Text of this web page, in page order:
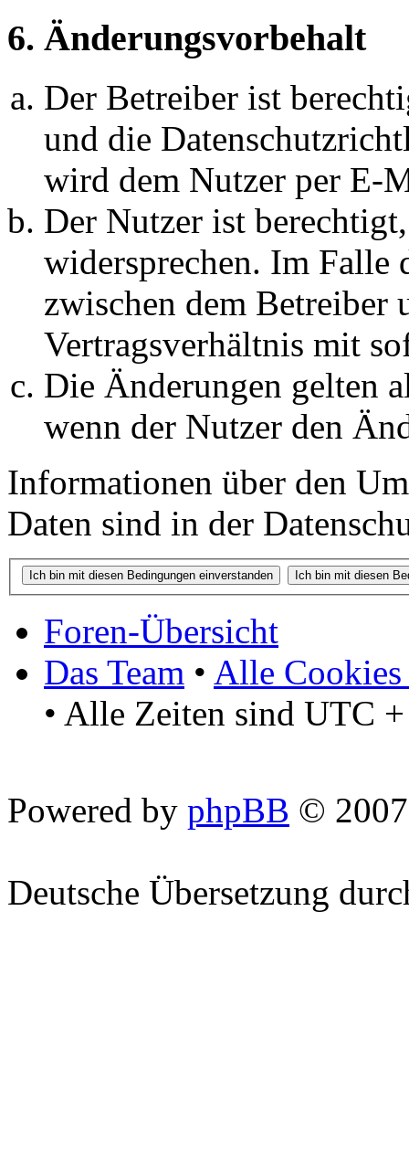
6. Änderungsvorbehalt
Der Betreiber ist
und die
wird dem Nutzer per E-
Der Nutzer ist
widersprechen. Im Falle
zwischen dem Betreiber
Vertragsverhältnis mit
Die Änderungen gelten
wenn der Nutzer den
Informationen über den
Daten sind in der
Foren-Übersicht
Das Team • Alle Cookies
• Alle Zeiten sind UTC
Powered by phpBB ©
Deutsche Übersetzung